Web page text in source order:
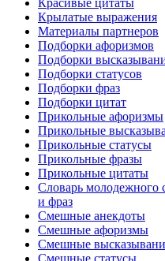
Крылатые выражения
Материалы партнеров
Подборки афоризмов
Подборки
Подборки статусов
Подборки фраз
Подборки цитат
Прикольные афоризмы
Прикольные
Прикольные статусы
Прикольные фразы
Прикольные цитаты
Словарь молодежного
и фраз
Смешные анекдоты
Смешные афоризмы
Смешные
Смешные статусы